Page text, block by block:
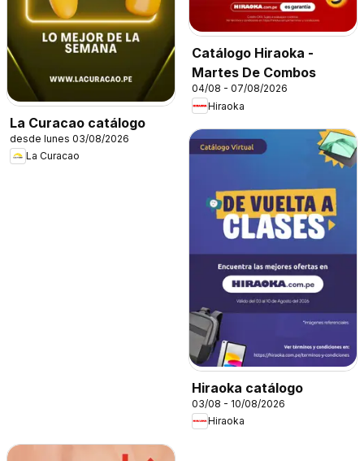
La Curacao catálogo
desde lunes 03/08/2026
La Curacao
Catálogo Hiraoka -
Martes De Combos
04/08 - 07/08/2026
Hiraoka
Hiraoka catálogo
03/08 - 10/08/2026
Hiraoka